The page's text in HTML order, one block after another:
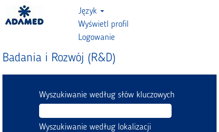
Język
Wyświetl profil
Logowanie
Badania i Rozwój (R&D)
Wyszukiwanie według słów kluczowych
Wyszukiwanie według lokalizacji